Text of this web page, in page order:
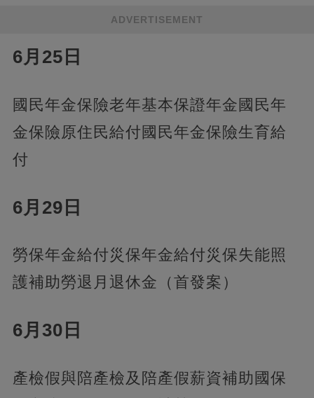
ADVERTISEMENT
6月25日
國民年金保險老年基本保證年金國民年
金保險原住民給付國民年金保險生育給
付
6月29日
勞保年金給付災保年金給付災保失能照
護補助勞退月退休金（首發案）
6月30日
產檢假與陪產檢及陪產假薪資補助國保